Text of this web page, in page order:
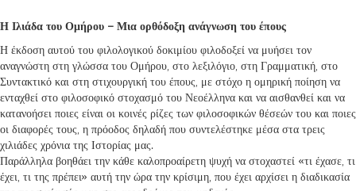
Η Ιλιάδα του Ομήρου – Μια ορθόδοξη ανάγνωση του έπους
Η έκδοση αυτού του φιλολογικού δοκιμίου φιλοδοξεί να μυήσει τον
αναγνώστη στη γλώσσα του Ομήρου, στο λεξιλόγιο, στη Γραμματική, στο
Συντακτικό και στη στιχουργική του έπους, με στόχο η ομηρική ποίηση να
ενταχθεί στο φιλοσοφικό στοχασμό του Νεοέλληνα και να αισθανθεί και να
κατανοήσει ποιες είναι οι κοινές ρίζες των φιλοσοφικών θέσεών του και ποιες
οι διαφορές τους, η πρόοδος δηλαδή που συντελέστηκε μέσα στα τρεις
χιλιάδες χρόνια της Ιστορίας μας.
Παράλληλα βοηθάει την κάθε καλοπροαίρετη ψυχή να στοχαστεί «τι έχασε, τι
έχει, τι της πρέπει» αυτή την ώρα την κρίσιμη, που έχει αρχίσει η διαδικασία